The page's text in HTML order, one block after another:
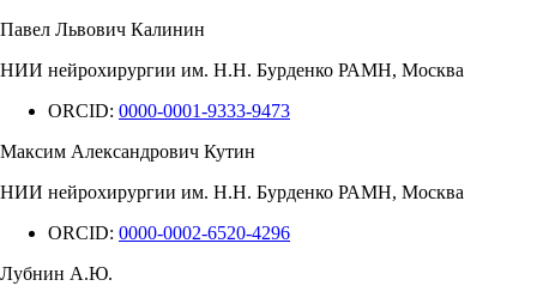
Павел Львович Калинин
НИИ нейрохирургии им. Н.Н. Бурденко РАМН, Москва
ORCID: 0000-0001-9333-9473
Максим Александрович Кутин
НИИ нейрохирургии им. Н.Н. Бурденко РАМН, Москва
ORCID: 0000-0002-6520-4296
Лубнин А.Ю.